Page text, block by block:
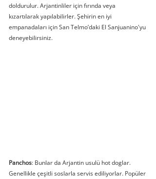
doldurulur. Arjantinliler için fırında veya
kızartılarak yapılabilirler. Şehirin en iyi
empanadaları için San Telmo’daki El Sanjuanino'yu
deneyebilirsiniz.
Panchos: Bunlar da Arjantin usulü hot doglar.
Genellikle çeşitli soslarla servis ediliyorlar. Popüler